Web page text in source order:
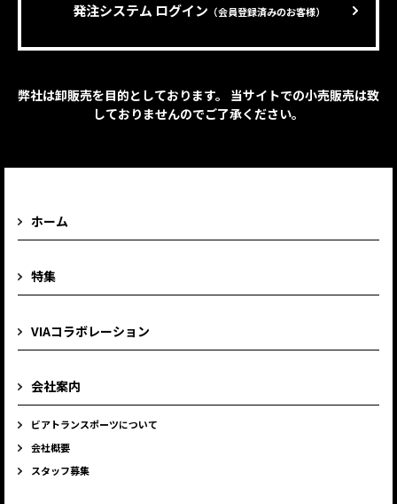
発注システム ログイン （会員登録済みのお客様）
弊社は卸販売を目的としております。 当サイトでの小売販売は致
しておりませんのでご了承ください。
ホーム
特集
VIAコラボレーション
会社案内
ビアトランスポーツについて
会社概要
スタッフ募集